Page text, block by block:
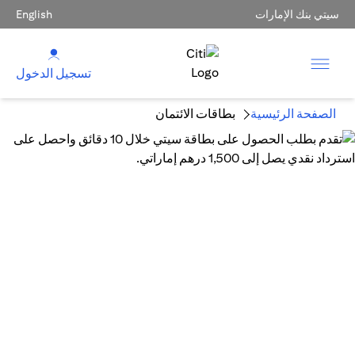
سيتي بنك الإمارات English
تسجيل الدخول
الصفحة الرئيسية بطاقات الائتمان